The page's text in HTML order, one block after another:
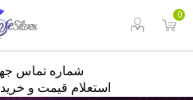
0
استعلام قیمت و خرید 09120149274